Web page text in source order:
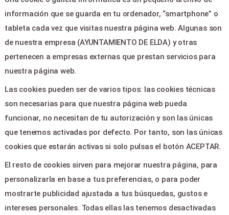
Contacto
LEGAL & PAGOS
Ayuda
Aviso legal
Política de privacidad
Contactar
CONTACTO
ELDA 03600
teatrocastelar@elda.es
información que se guarda en tu ordenador, “smartphone” o
tableta cada vez que visitas nuestra página web. Algunas son
de nuestra empresa (AYUNTAMIENTO DE ELDA) y otras
pertenecen a empresas externas que prestan servicios para
nuestra página web.
Las cookies pueden ser de varios tipos: las cookies técnicas
son necesarias para que nuestra página web pueda
funcionar, no necesitan de tu autorización y son las únicas
que tenemos activadas por defecto. Por tanto, son las únicas
cookies que estarán activas si solo pulsas el botón ACEPTAR.
El resto de cookies sirven para mejorar nuestra página, para
personalizarla en base a tus preferencias, o para poder
mostrarte publicidad ajustada a tus búsquedas, gustos e
intereses personales. Todas ellas las tenemos desactivadas